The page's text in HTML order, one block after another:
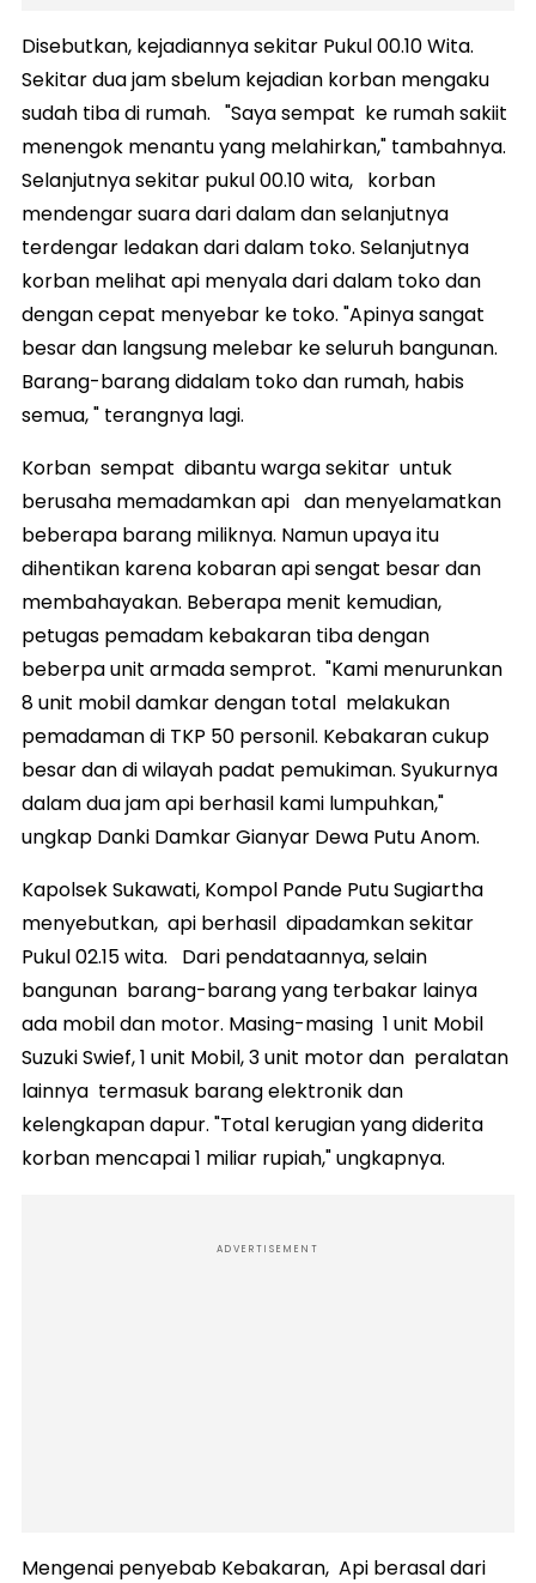
Disebutkan, kejadiannya sekitar Pukul 00.10 Wita.
Sekitar dua jam sbelum kejadian korban mengaku
sudah tiba di rumah. "Saya sempat ke rumah sakiit
menengok menantu yang melahirkan," tambahnya.
Selanjutnya sekitar pukul 00.10 wita, korban
mendengar suara dari dalam dan selanjutnya
terdengar ledakan dari dalam toko. Selanjutnya
korban melihat api menyala dari dalam toko dan
dengan cepat menyebar ke toko. "Apinya sangat
besar dan langsung melebar ke seluruh bangunan.
Barang-barang didalam toko dan rumah, habis
semua, " terangnya lagi.
Korban sempat dibantu warga sekitar untuk
berusaha memadamkan api dan menyelamatkan
beberapa barang miliknya. Namun upaya itu
dihentikan karena kobaran api sengat besar dan
membahayakan. Beberapa menit kemudian,
petugas pemadam kebakaran tiba dengan
beberpa unit armada semprot. "Kami menurunkan
8 unit mobil damkar dengan total melakukan
pemadaman di TKP 50 personil. Kebakaran cukup
besar dan di wilayah padat pemukiman. Syukurnya
dalam dua jam api berhasil kami lumpuhkan,"
ungkap Danki Damkar Gianyar Dewa Putu Anom.
Kapolsek Sukawati, Kompol Pande Putu Sugiartha
menyebutkan, api berhasil dipadamkan sekitar
Pukul 02.15 wita. Dari pendataannya, selain
bangunan barang-barang yang terbakar lainya
ada mobil dan motor. Masing-masing 1 unit Mobil
Suzuki Swief, 1 unit Mobil, 3 unit motor dan peralatan
lainnya termasuk barang elektronik dan
kelengkapan dapur. "Total kerugian yang diderita
korban mencapai 1 miliar rupiah," ungkapnya.
ADVERTISEMENT
Mengenai penyebab Kebakaran, Api berasal dari